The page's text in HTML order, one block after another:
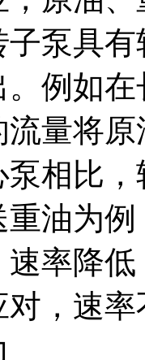
泵具
例如
量将
相比
重油为
率降
，速